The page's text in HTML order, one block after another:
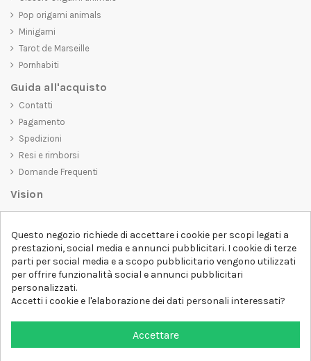
Pop origami animals
Minigami
Tarot de Marseille
Pornhabiti
Guida all'acquisto
Contatti
Pagamento
Spedizioni
Resi e rimborsi
Domande Frequenti
Vision
belli da vedere, ma che trasmettano anche un messaggio importante.
Che siate alla ricerca di una t-shirt unica e di tendenza, di una felpa
comoda e accogliente o di un accessorio esclusivo,D-SHIRTha
qualcosa per tutti.
Follow us
Questo negozio richiede di accettare i cookie per scopi legati a
prestazioni, social media e annunci pubblicitari. I cookie di terze
parti per social media e a scopo pubblicitario vengono utilizzati
per offrire funzionalità social e annunci pubblicitari
personalizzati.
Accetti i cookie e l'elaborazione dei dati personali interessati?
Accettare